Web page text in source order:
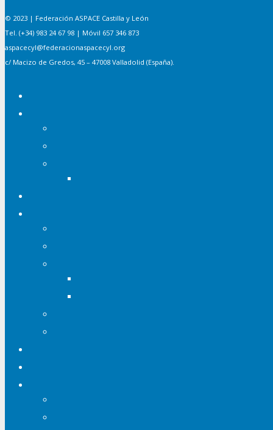
© 2023 | Federación ASPACE Castilla y León
Tel. (+34) 983 24 67 98 | Móvil 657 346 873
aspacecyl@federacionaspacecyl.org
c/ Macizo de Gredos, 45 – 47008 Valladolid (España).